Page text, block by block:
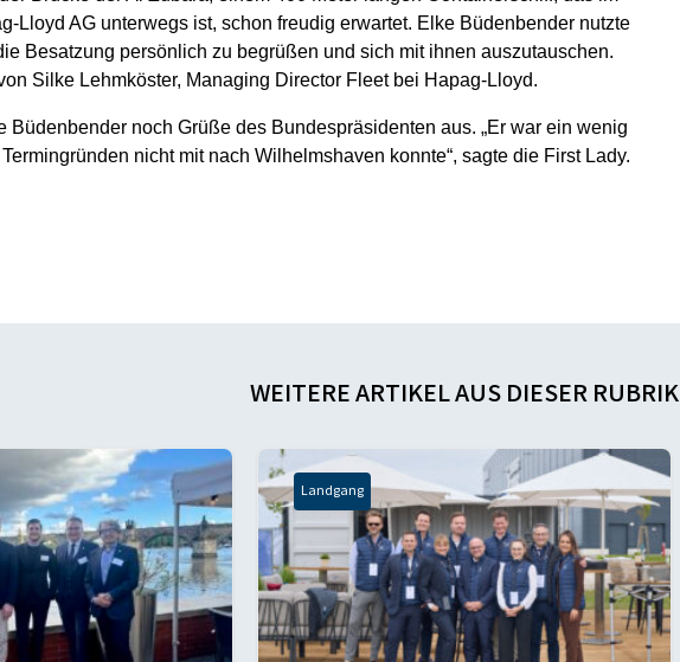
Lloyd AG unterwegs ist, schon freudig erwartet. Elke Büdenbender nutzte
Besatzung persönlich zu begrüßen und sich mit ihnen auszutauschen.
Silke Lehmköster, Managing Director Fleet bei Hapag-Lloyd.
Büdenbender noch Grüße des Bundespräsidenten aus. „Er war ein wenig
nicht mit nach Wilhelmshaven konnte“, sagte die First Lady.
WEITERE ARTIKEL AUS DIESER RUBRIK
Landgang